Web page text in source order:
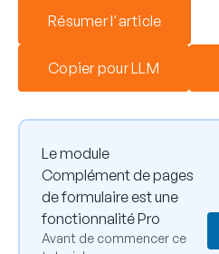
Résumer l'article
Copier pour LLM
Le module
Complément de pages
de formulaire est une
fonctionnalité Pro
Avant de commencer ce